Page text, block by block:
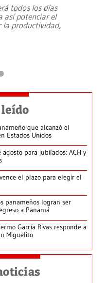
todos los días
así potenciar el
la productividad,
leído
que alcanzó el
Estados Unidos
para jubilados: ACH y
el plazo para elegir el
panameños logran ser
a Panamá
García Rivas responde a
Miguelito